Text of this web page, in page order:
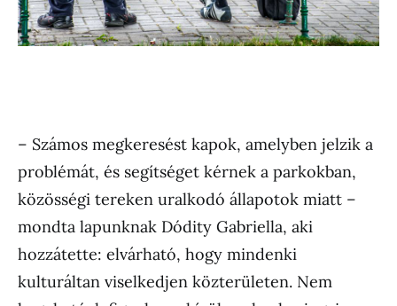
– Számos megkeresést kapok, amelyben jelzik a
problémát, és segítséget kérnek a parkokban,
közösségi tereken uralkodó állapotok miatt –
mondta lapunknak Dódity Gabriella, aki
hozzátette: elvárható, hogy mindenki
kulturáltan viselkedjen közterületen. Nem